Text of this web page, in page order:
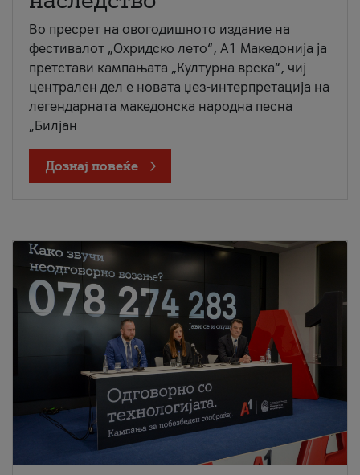
Во пресрет на овогодишното издание на
фестивалот „Охридско лето“, А1 Македонија ја
претстави кампањата „Културна врска“, чиј
централен дел е новата џез-интерпретација на
легендарната македонска народна песна
„Билјан
Дознај повеќе